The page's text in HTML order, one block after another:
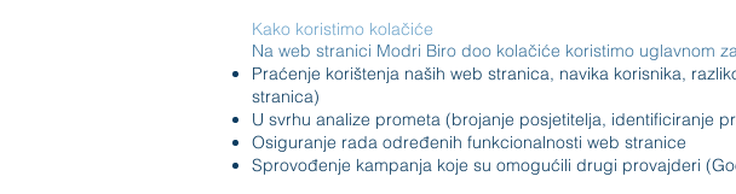
Kako koristimo kolačiće
Na web stranici Modri Biro doo kolačiće koristimo uglavnom
Praćenje korištenja naših web stranica, navika korisnika,
stranica)
U svrhu analize prometa (brojanje posjetitelja, identificiranje
Osiguranje rada određenih funkcionalnosti web stranice
Sprovođenje kampanja koje su omogućili drugi provajderi